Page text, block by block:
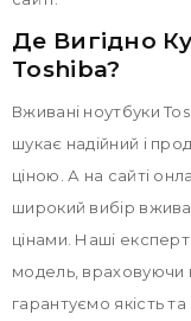
Де Вигідно
Toshiba?
Вживані ноутбуки
шукає надійний і
ціною. А на сайті
широкий вибір
цінами. Наші
модель,
гарантуємо якість